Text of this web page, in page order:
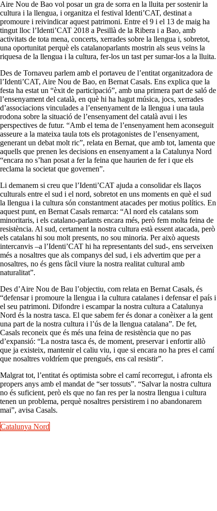
Aire Nou de Bao vol posar un gra de sorra en la lluita per sostenir la
cultura i la llengua, i organitza el festival Identi’CAT, destinat a
promoure i reivindicar aquest patrimoni. Entre el 9 i el 13 de maig ha
tingut lloc l’Identi’CAT 2018 a Pesillà de la Ribera i a Bao, amb
activitats de tota mena, concerts, xerrades sobre la llengua i, sobretot,
una oportunitat perquè els catalanoparlants mostrin als seus veïns la
riquesa de la llengua i la cultura, fer-los un tast per sumar-los a la lluita.
Des de Tornaveu parlem amb el portaveu de l’entitat organitzadora de
l’Identi’CAT, Aire Nou de Bao, en Bernat Casals. Ens explica que la
festa ha estat un “èxit de participació”, amb una primera part de saló de
l’ensenyament del català, en què hi ha hagut música, jocs, xerrades
d’associacions vinculades a l’ensenyament de la llengua i una taula
rodona sobre la situació de l’ensenyament del català avui i les
perspectives de futur. “Amb el tema de l’ensenyament hem aconseguit
asseure a la mateixa taula tots els protagonistes de l’ensenyament,
generant un debat molt ric”, relata en Bernat, que amb tot, lamenta que
aquells que prenen les decisions en ensenyament a la Catalunya Nord
“encara no s’han posat a fer la feina que haurien de fer i que els
reclama la societat que governen”.
Li demanem si creu que l’Identi’CAT ajuda a consolidar els llaços
culturals entre el sud i el nord, sobretot en uns moments en què el sud
la llengua i la cultura són constantment atacades per motius polítics. En
aquest punt, en Bernat Casals remarca: “Al nord els catalans som
minoritaris, i els catalano-parlants encara més, però fem molta feina de
resistència. Al sud, certament la nostra cultura està essent atacada, però
els catalans hi sou molt presents, no sou minoria. Per això aquests
intercanvis –a l’Identi’CAT hi ha representants del sud-, ens serveixen
més a nosaltres que als companys del sud, i els advertim que per a
nosaltres, no és gens fàcil viure la nostra realitat cultural amb
naturalitat”.
Des d’Aire Nou de Bau l’objectiu, com relata en Bernat Casals, és
“defensar i promoure la llengua i la cultura catalanes i defensar el país i
el seu patrimoni. Difondre i escampar la nostra cultura a Catalunya
Nord és la nostra tasca. El que sabem fer és donar a conèixer a la gent
una part de la nostra cultura i l’ús de la llengua catalana”. De fet,
Casals reconeix que és més una feina de resistència que no pas
d’expansió: “La nostra tasca és, de moment, preservar i enfortir allò
que ja existeix, mantenir el caliu viu, i que si encara no ha pres el camí
que nosaltres voldríem que prengués, ens cal resistir”.
Malgrat tot, l’entitat és optimista sobre el camí recorregut, i afronta els
propers anys amb el mandat de “ser tossuts”. “Salvar la nostra cultura
no és suficient, però els que no fan res per la nostra llengua i cultura
tenen un problema, perquè nosaltres persistirem i no abandonarem
mai”, avisa Casals.
Catalunya Nord